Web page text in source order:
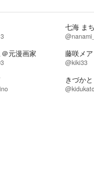
七海 まち
元漫画家 藤咲メア
@kiki33
きづかと